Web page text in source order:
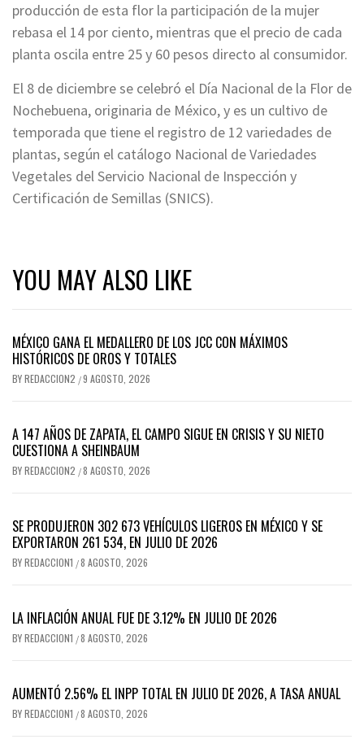
producción de esta flor la participación de la mujer
rebasa el 14 por ciento, mientras que el precio de cada
planta oscila entre 25 y 60 pesos directo al consumidor.
El 8 de diciembre se celebró el Día Nacional de la Flor de
Nochebuena, originaria de México, y es un cultivo de
temporada que tiene el registro de 12 variedades de
plantas, según el catálogo Nacional de Variedades
Vegetales del Servicio Nacional de Inspección y
Certificación de Semillas (SNICS).
YOU MAY ALSO LIKE
MÉXICO GANA EL MEDALLERO DE LOS JCC CON MÁXIMOS
HISTÓRICOS DE OROS Y TOTALES
BYREDACCION2 /9 AGOSTO, 2026
A 147 AÑOS DE ZAPATA, EL CAMPO SIGUE EN CRISIS Y SU NIETO
CUESTIONA A SHEINBAUM
BYREDACCION2 /8 AGOSTO, 2026
SE PRODUJERON 302 673 VEHÍCULOS LIGEROS EN MÉXICO Y SE
EXPORTARON 261 534, EN JULIO DE 2026
BYREDACCION1 /8 AGOSTO, 2026
LA INFLACIÓN ANUAL FUE DE 3.12% EN JULIO DE 2026
BYREDACCION1 /8 AGOSTO, 2026
AUMENTÓ 2.56% EL INPP TOTAL EN JULIO DE 2026, A TASA ANUAL
BYREDACCION1 /8 AGOSTO, 2026